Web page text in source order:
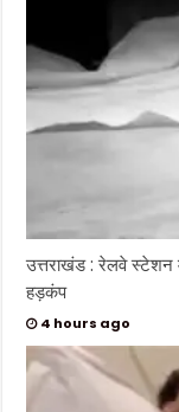
उत्तराखंड : रेलवे स्टेशन
हड़कंप
4 hours ago